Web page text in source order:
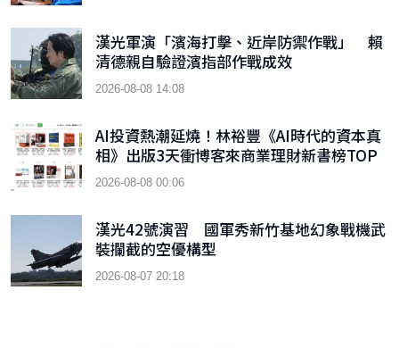
漢光軍演「濱海打擊、近岸防禦作戰」 賴
清德親自驗證濱指部作戰成效
2026-08-08 14:08
AI投資熱潮延燒！林裕豐《AI時代的資本真
相》出版3天衝博客來商業理財新書榜TOP
9
2026-08-08 00:06
漢光42號演習 國軍秀新竹基地幻象戰機武
裝攔截的空優構型
2026-08-07 20:18